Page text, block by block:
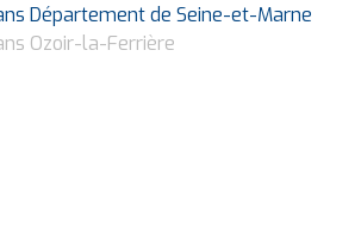
Département de Seine-et-Marne
Ozoir-la-Ferrière